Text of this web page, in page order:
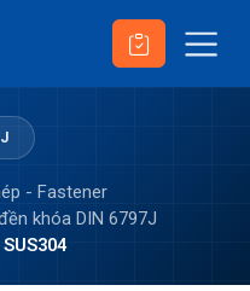
- Fastener
khóa DIN 6797J